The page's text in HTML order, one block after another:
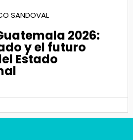
SANDOVAL
2026:
y el futuro
Estado